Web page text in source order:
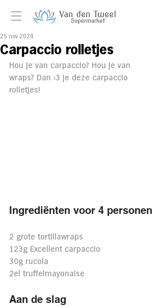
Carpaccio rolletjes
25 nov 2024
Hou je van carpaccio? Hou je van
wraps? Dan <3 je deze carpaccio
rolletjes!
Ingrediënten voor 4 personen
2 grote tortillawraps
123g Excellent carpaccio
30g rucola
2el truffelmayonaise
Aan de slag